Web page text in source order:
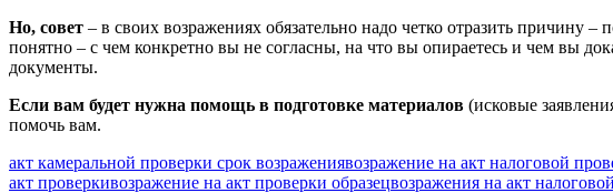
Но, совет – в своих возражениях обязательно надо четко отразить причину
понятно – с чем конкретно вы не согласны, на что вы опираетесь и чем вы
документы.
Если вам будет нужна помощь в подготовке материалов (исковые
помочь вам.
акт камеральной проверки срок возражениявозражение на акт налоговой
акт проверкивозражение на акт проверки образецвозражения на акт